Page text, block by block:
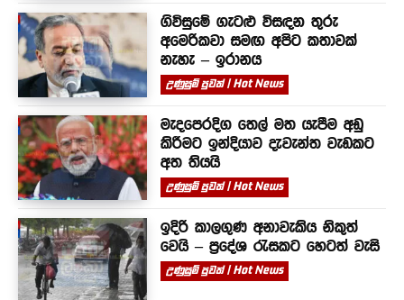
ගිවිසුමේ ගැටළු විසඳන තුරු
අමෙරිකවා සමඟ අපිට කතාවක්
නැහැ – ඉරානය
උණුසුම් පුවත් | Hot News
මැදපෙරදිග තෙල් මත යැපීම අඩු
කිරීමට ඉන්දියාව දැවැන්ත වැඩකට
අත තියයි
උණුසුම් පුවත් | Hot News
ඉදිරි කාලගුණ අනාවැකිය නිකුත්
වෙයි – ප්‍රදේශ රැසකට හෙටත් වැසි
උණුසුම් පුවත් | Hot News